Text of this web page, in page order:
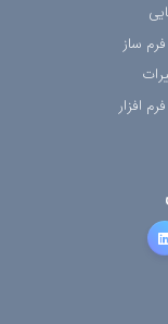
ساز
افزار